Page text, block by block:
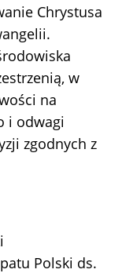
Chrystusa
w
na
i odwagi
zgodnych z
Polski ds.